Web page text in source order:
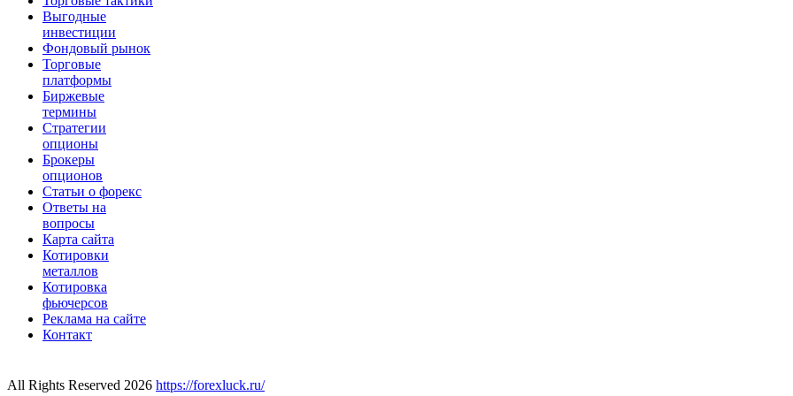
Выгодные
инвестиции
Фондовый рынок
Торговые
платформы
Биржевые
термины
Стратегии
опционы
Брокеры
опционов
Статьи о форекс
Ответы на
вопросы
Карта сайта
Котировки
металлов
Котировка
фьючерсов
Реклама на сайте
Контакт
All Rights Reserved 2026 https://forexluck.ru/